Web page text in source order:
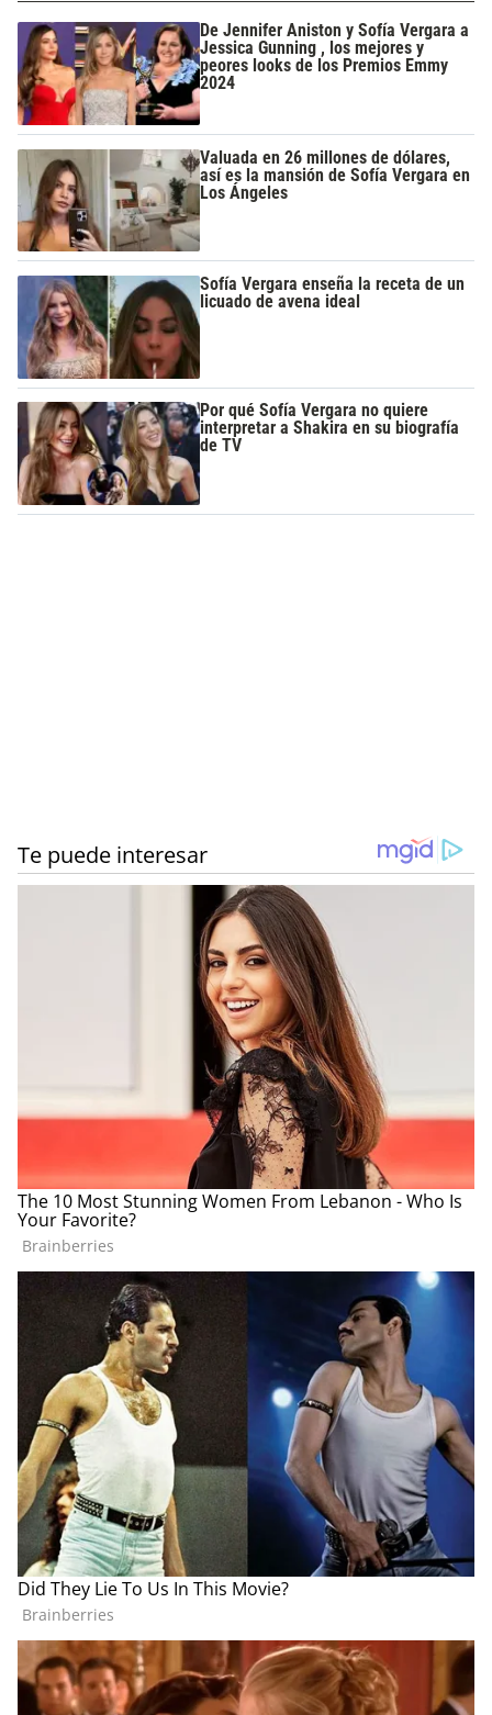
De Jennifer Aniston y Sofía Vergara a
Jessica Gunning , los mejores y
peores looks de los Premios Emmy
2024
Valuada en 26 millones de dólares,
así es la mansión de Sofía Vergara en
Los Ángeles
Sofía Vergara enseña la receta de un
licuado de avena ideal
Por qué Sofía Vergara no quiere
interpretar a Shakira en su biografía
de TV